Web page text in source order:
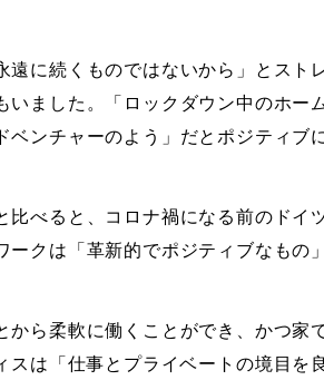
遠に続くものではないから」とスト
いました。「ロックダウン中のホー
ベンチャーのよう」だとポジティブ
比べると、コロナ禍になる前のドイ
ークは「革新的でポジティブなもの
から柔軟に働くことができ、かつ家
は「仕事とプライベートの境目を